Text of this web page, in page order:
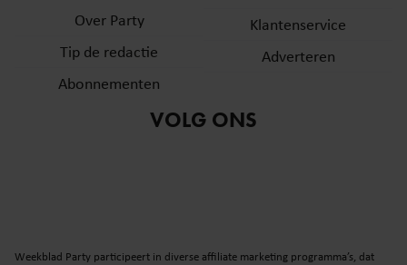
Over Party
Tip de redactie
Abonnementen
Klantenservice
Adverteren
VOLG ONS
Weekblad Party participeert in diverse affiliate marketing programma’s, dat